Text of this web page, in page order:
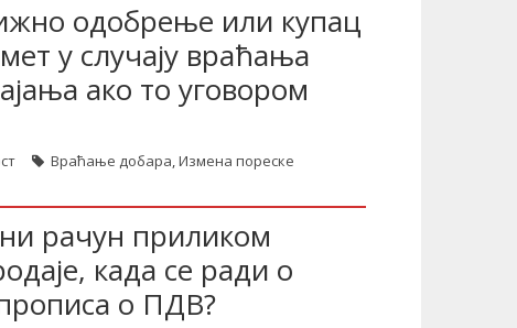
одобрење или купац
у случају враћања
ако то уговором
Враћање добара,Измена пореске
рачун приликом
када се ради о
о ПДВ?